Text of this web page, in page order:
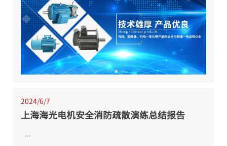
2024/6/7
上海海光电机安全消防疏散演练总结报告
...